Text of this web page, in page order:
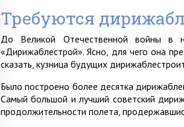
Требуются
До Великой Отечественной войны в
«Дирижаблестрой». Ясно, для чего она
сказать, кузница будущих
Было построено более десятка
Самый большой и лучший советский
продолжительности полета,